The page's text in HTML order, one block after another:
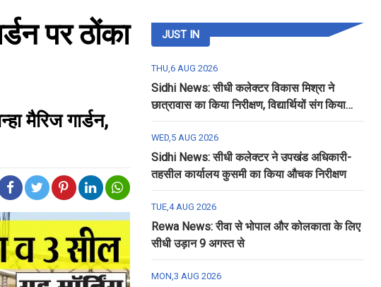
पर ठोंका
मैरिज गार्डन,
JUST IN
THU,6 AUG 2026
Sidhi News: सीधी कलेक्टर विकास मिश्रा ने
छात्रावास का किया निरीक्षण, विद्यार्थियों संग किया
रात्रि भोजन
WED,5 AUG 2026
Sidhi News: सीधी कलेक्टर ने उपखंड अधिकारी-
तहसील कार्यालय कुसमी का किया औचक निरीक्षण
TUE,4 AUG 2026
Rewa News: रीवा से भोपाल और कोलकाता के लिए
सीधी उड़ान 9 अगस्त से
MON,3 AUG 2026